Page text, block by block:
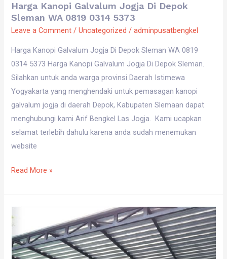
Harga Kanopi Galvalum Jogja Di Depok
Sleman WA 0819 0314 5373
Leave a Comment /Uncategorized /adminpusatbengkel
Harga Kanopi Galvalum Jogja Di Depok Sleman WA 0819
0314 5373 Harga Kanopi Galvalum Jogja Di Depok Sleman.
Silahkan untuk anda warga provinsi Daerah Istimewa
Yogyakarta yang menghendaki untuk pemasagan kanopi
galvalum jogja di daerah Depok, Kabupaten Slemaan dapat
menghubungi kami Arif Bengkel Las Jogja. Kami ucapkan
selamat terlebih dahulu karena anda sudah menemukan
website
Read More »
Kanopi
Galvalum
Jogja